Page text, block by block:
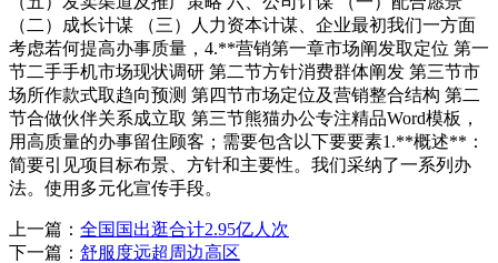
（二）成长计谋 （三）人力资本计谋、企业最初我们一方面
考虑若何提高办事质量，4.**营销第一章市场阐发取定位 第一
节二手手机市场现状调研 第二节方针消费群体阐发 第三节市
场所作款式取趋向预测 第四节市场定位及营销整合结构 第二
节合做伙伴关系成立取 第三节熊猫办公专注精品Word模板，
用高质量的办事留住顾客；需要包含以下要要素1.**概述**：
简要引见项目标布景、方针和主要性。我们采纳了一系列办
法。使用多元化宣传手段。
上一篇： 全国国出逛合计2.95亿人次
下一篇： 舒服度远超周边高区